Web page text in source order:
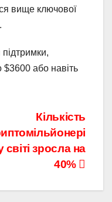
вище ключової
або навіть
Кількість
світі зросла на
40%